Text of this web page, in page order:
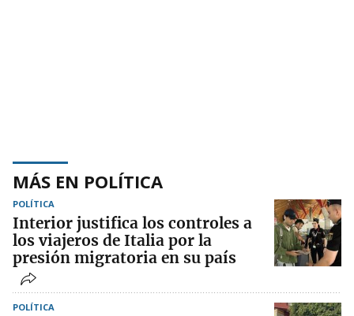
MÁS EN POLÍTICA
POLÍTICA
Interior justifica los controles a
los viajeros de Italia por la
presión migratoria en su país
POLÍTICA